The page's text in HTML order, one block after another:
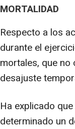
MORTALIDAD
Respecto a los
durante el
mortales, que
desajuste
Ha explicado
determinado un